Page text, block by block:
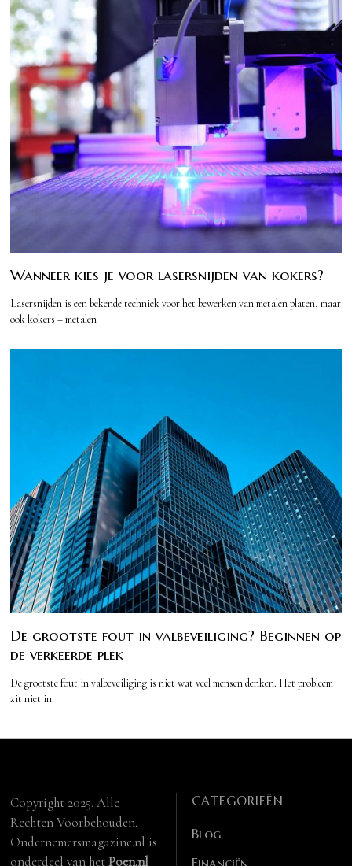
Wanneer kies je voor lasersnijden van kokers?
Lasersnijden is een bekende techniek voor het bewerken van metalen platen, maar
ook kokers – metalen
De grootste fout in valbeveiliging? Beginnen op
de verkeerde plek
De grootste fout in valbeveiliging is niet wat veel mensen denken. Het probleem
zit niet in
Copyright 2025. Alle
Rechten Voorbehouden.
Ondernemersmagazine.nl is
onderdeel van hetPoen.nl
CATEGORIEËN
Blog